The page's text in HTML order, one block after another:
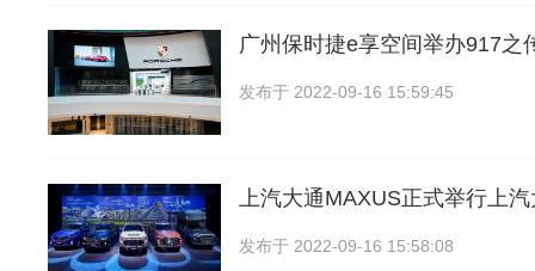
广州保时捷e享空间举办917之
发布于 2022-09-16 15:59:45
上汽大通MAXUS正式举行上
发布于 2022-09-16 15:58:08